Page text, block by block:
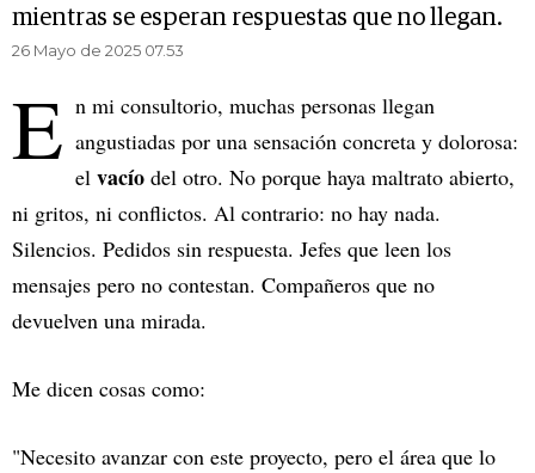
mientras se esperan respuestas que no llegan.
26 Mayo de 2025 07.53
E n mi consultorio, muchas personas llegan
angustiadas por una sensación concreta y dolorosa:
el vacío del otro. No porque haya maltrato abierto,
ni gritos, ni conflictos. Al contrario: no hay nada.
Silencios. Pedidos sin respuesta. Jefes que leen los
mensajes pero no contestan. Compañeros que no
devuelven una mirada.
Me dicen cosas como:
"Necesito avanzar con este proyecto, pero el área que lo